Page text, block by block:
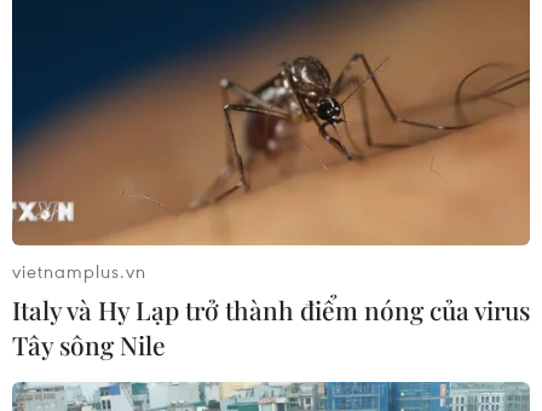
vietnamplus.vn
Italy và Hy Lạp trở thành điểm nóng của virus
Tây sông Nile